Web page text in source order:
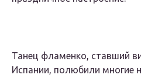
Танец фламенко, ставший
Испании, полюбили многие